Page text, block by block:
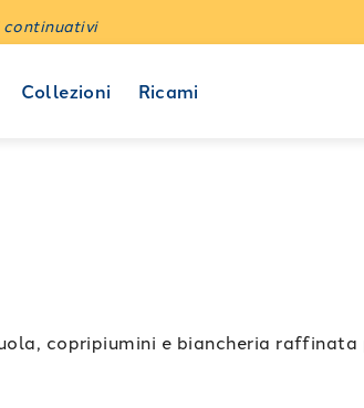
continuativi
Collezioni Ricami
copripiumini e biancheria raffinata